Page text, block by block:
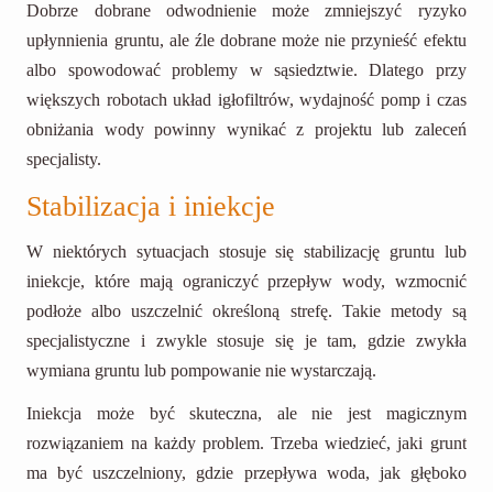
Dobrze dobrane odwodnienie może zmniejszyć ryzyko
upłynnienia gruntu, ale źle dobrane może nie przynieść efektu
albo spowodować problemy w sąsiedztwie. Dlatego przy
większych robotach układ igłofiltrów, wydajność pomp i czas
obniżania wody powinny wynikać z projektu lub zaleceń
specjalisty.
Stabilizacja i iniekcje
W niektórych sytuacjach stosuje się stabilizację gruntu lub
iniekcje, które mają ograniczyć przepływ wody, wzmocnić
podłoże albo uszczelnić określoną strefę. Takie metody są
specjalistyczne i zwykle stosuje się je tam, gdzie zwykła
wymiana gruntu lub pompowanie nie wystarczają.
Iniekcja może być skuteczna, ale nie jest magicznym
rozwiązaniem na każdy problem. Trzeba wiedzieć, jaki grunt
ma być uszczelniony, gdzie przepływa woda, jak głęboko